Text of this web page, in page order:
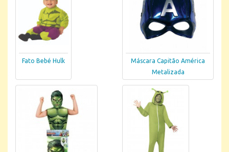
Fato Bebé Hulk
Máscara Capitão América
Metalizada